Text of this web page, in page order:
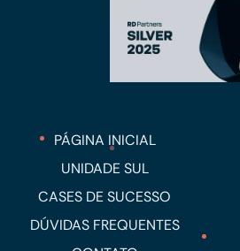
PÁGINA INICIAL
UNIDADE SUL
CASES DE SUCESSO
DÚVIDAS FREQUENTES